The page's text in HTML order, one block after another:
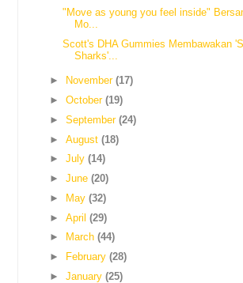
"Move as young you feel inside"
Mo...
Scott's DHA Gummies Membawakan
Sharks'...
► November (17)
► October (19)
► September (24)
► August (18)
► July (14)
► June (20)
►
May (32)
► April (29)
►
March (44)
►
February (28)
► January (25)